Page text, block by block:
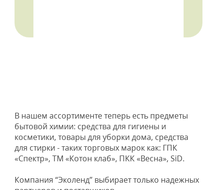
В нашем ассортименте теперь есть предметы
бытовой химии: средства для гигиены и
косметики, товары для уборки дома, средства
для стирки - таких торговых марок как: ГПК
«Спектр», ТМ «Котон клаб», ПКК «Весна», SiD.
Компания “Эколенд” выбирает только надежных